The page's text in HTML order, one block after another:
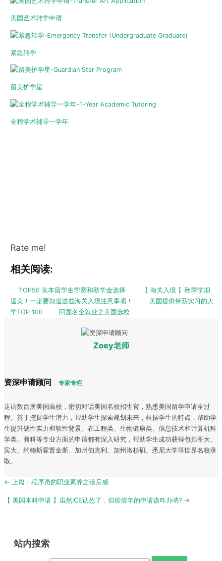
美国艺术转学申请
紧急转学
留美护学星
全程学术辅导一学年
Rate me!
相关阅读:
TOP50 美本留学生学费和助学金选择
【 海关入境 】秋季学期
返美！一定要知道这些海关入境注意事项！
美国提供带薪实习的大
学TOP 100
回国名企就业之美国选校
Zoey老师
资深申请顾问 专家专栏
走访数百所美国高校，密切对话美国名校招生官，熟悉美国留学申请全过
程。善于挖掘学生潜力，帮助学生探索规划未来，根据学生的特点，帮助学
生提升硬性实力和软性背景。在工程类、生物健康类、信息技术和计算机科
学类、商科等专业方面的申请都有深入研究，帮助学生成功获得包括哥大、
宾大、约翰斯霍普金斯、加州伯克利、加州洛杉矶、悉尼大学等世界名校录
取。
Post
← 上篇：程序员的职业素养之读后感
【 美国本科申请 】虽然ICE认怂了，但疫情年的申请该咋办呐? →
站内搜索